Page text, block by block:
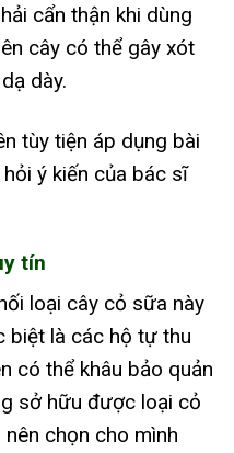
cẩn thận khi dùng
cây có thể gây xót
dày.
tùy tiện áp dụng bài
ý kiến của bác sĩ
tín
loại cây cỏ sữa này
biệt là các hộ tự thu
có thể khâu bảo quản
sở hữu được loại cỏ
chọn cho mình